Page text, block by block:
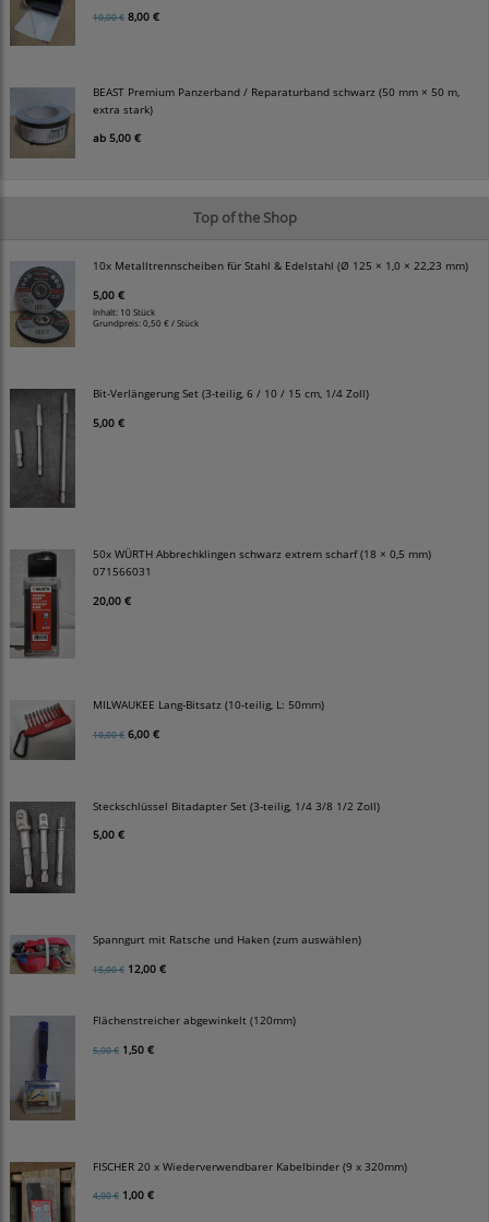
10,00 € 8,00 €
BEAST Premium Panzerband / Reparaturband schwarz (50 mm × 50 m,
extra stark)
ab 5,00 €
Top of the Shop
10x Metalltrennscheiben für Stahl & Edelstahl (Ø 125 × 1,0 × 22,23 mm)
5,00 €
Inhalt: 10 Stück
Grundpreis:0,50 € / Stück
Bit-Verlängerung Set (3-teilig, 6 / 10 / 15 cm, 1/4 Zoll)
5,00 €
50x WÜRTH Abbrechklingen schwarz extrem scharf (18 × 0,5 mm)
071566031
20,00 €
MILWAUKEE Lang-Bitsatz (10-teilig, L: 50mm)
10,00 € 6,00 €
Steckschlüssel Bitadapter Set (3-teilig, 1/4 3/8 1/2 Zoll)
5,00 €
Spanngurt mit Ratsche und Haken (zum auswählen)
15,00 € 12,00 €
Flächenstreicher abgewinkelt (120mm)
5,00 € 1,50 €
FISCHER 20 x Wiederverwendbarer Kabelbinder (9 x 320mm)
4,00 € 1,00 €